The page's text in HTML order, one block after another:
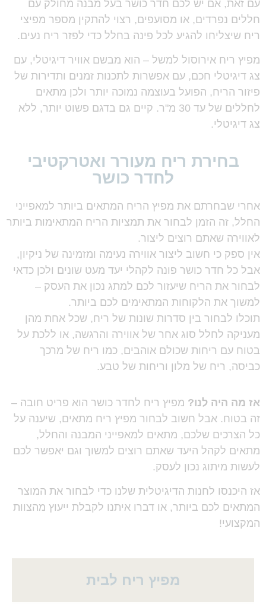
עם זאת, אם יש לכם חדר כושר בעל מבנה מחולק עם
חללים נפרדים, או מסועפים, רצוי להתקין מספר מפיצי
ריח שיצליחו להגיע לכל פינה בחלל כדי לפזר ריח נעים.
מפיץ ריח אירוסול למשל – הוא מבשם אוויר דיגיטלי, עם
צג דיגיטלי חכם, עם אפשרות לתכנות זמנים ותדירות של
פיזור הריח, הפועל בעוצמה נמוכה יותר ולכן מתאים
לחללים של עד 30 מ"ר. קיים גם בדגם פשוט יותר, ללא
צג דיגיטלי.
בחירת ריח מעורר ואטרקטיבי
לחדר כושר
אחרי שבחרתם את מפיץ הריח המתאים ביותר למאפייני
החלל, זה הזמן לבחור את תמציות הריח המתאימות ביותר
לאווירה שאתם רוצים ליצור.
אין ספק כי חשוב ליצור אווירה נעימה ומזמינה של ניקיון,
אבל כל חדר כושר פונה לקהלי יעד מעט שונים ולכן כדאי
לבחור את הריח שיעזור לכם למתג נכון את העסק –
למשוך את הלקוחות המתאימים לכם ביותר.
תוכלו לבחור בין סדרות שונות של ריח, שכל אחת מהן
מעניקה לחלל סוג אחר של אווירה והרגשה, או ללכת על
בטוח עם ריחות שכולם אוהבים, כמו ריח של מרכך
כביסה, ריח של מלון וריחות של טבע.
אז מה היה לנו? מפיץ ריח לחדר כושר הוא פריט חובה –
זה בטוח. אבל חשוב לבחור מפיץ ריח מתאים, שיענה על
כל הצרכים שלכם, מתאים למאפייני המבנה והחלל,
מתאים לקהל היעד שאתם רוצים למשוך וגם יאפשר לכם
לעשות מיתוג נכון לעסק.
אז היכנסו לחנות הדיגיטלית שלנו כדי לבחור את המוצר
המתאים לכם ביותר, או דברו איתנו לקבלת ייעוץ מהצוות
המקצועי!
מפיץ ריח לבית